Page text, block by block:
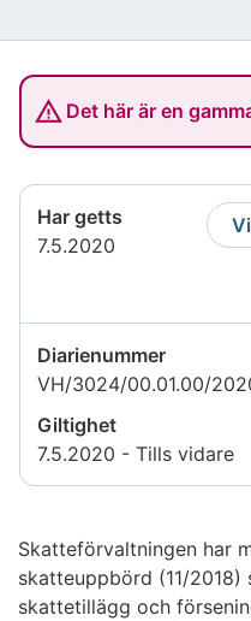
Det här är en
Har getts
7.5.2020
Diarienummer
VH/3024/00.01.00/
Giltighet
7.5.2020 - Tills vidare
Skatteförvaltningen har
skatteuppbörd (11/2018)
skattetillägg och